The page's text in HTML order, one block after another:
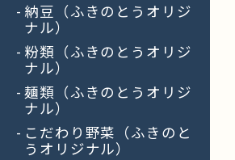
納豆（ふきのとうオリジ
ナル）
粉類（ふきのとうオリジ
ナル）
麺類（ふきのとうオリジ
ナル）
こだわり野菜（ふきのと
うオリジナル）